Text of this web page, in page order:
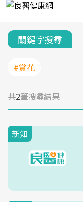
關鍵字搜尋
#賞花
共2筆搜尋結果
新知